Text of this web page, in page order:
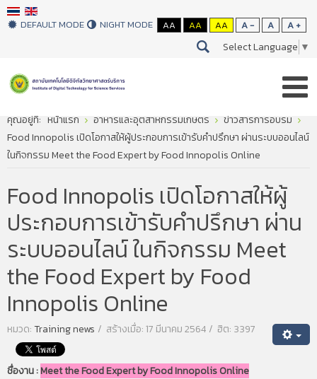
DEFAULT MODE NIGHT MODE AA AA AA A - A A +
Select Language ▼
คุณอยู่ที่: หน้าแรก อาหารและอุตสาหกรรมเกษตร
ข่าวสารการอบรม
Food Innopolis เปิดโอกาสให้ผู้ประกอบการเข้ารับคำปรึกษา ผ่านระบบออนไลน์
ในกิจกรรม Meet the Food Expert by Food Innopolis Online
Food Innopolis เปิดโอกาสให้ผู้
ประกอบการเข้ารับคำปรึกษา ผ่าน
ระบบออนไลน์ ในกิจกรรม Meet
the Food Expert by Food
Innopolis Online
หมวด:Training news สร้างเมื่อ: 17 มีนาคม 2564 ฮิต: 3397
ชื่องาน :Meet the Food Expert by Food Innopolis Online